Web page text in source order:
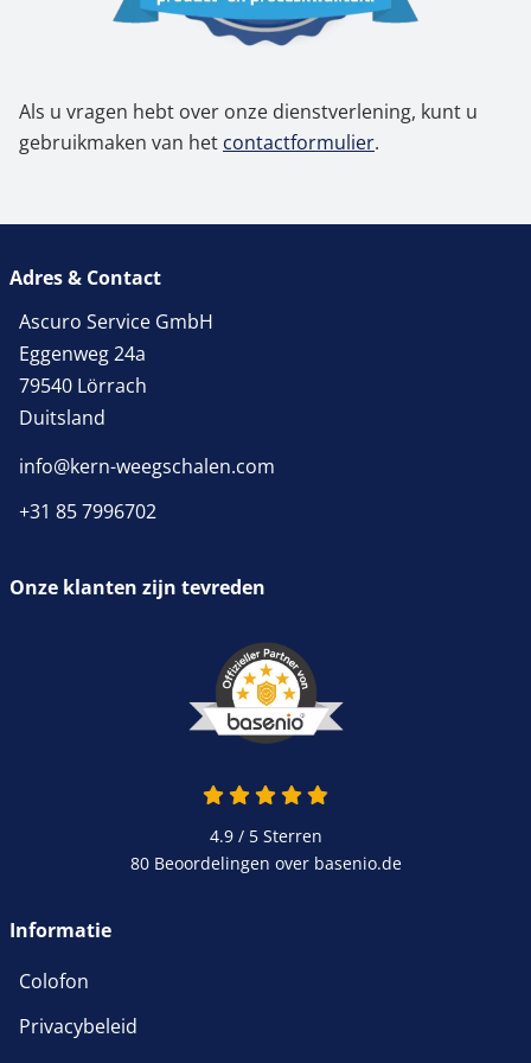
Als u vragen hebt over onze dienstverlening, kunt u
gebruikmaken van het contactformulier.
Adres & Contact
Ascuro Service GmbH
Eggenweg 24a
79540 Lörrach
Duitsland
info@kern-weegschalen.com
+31 85 7996702
Onze klanten zijn tevreden
4.9 / 5Sterren
80 Beoordelingen over basenio.de
Informatie
Colofon
Privacybeleid